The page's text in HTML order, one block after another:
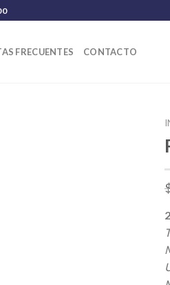
FRECUENTES CONTACTO